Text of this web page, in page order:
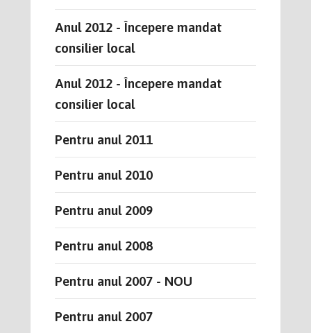
Anul 2012 - Începere mandat
consilier local
Anul 2012 - Începere mandat
consilier local
Pentru anul 2011
Pentru anul 2010
Pentru anul 2009
Pentru anul 2008
Pentru anul 2007 - NOU
Pentru anul 2007